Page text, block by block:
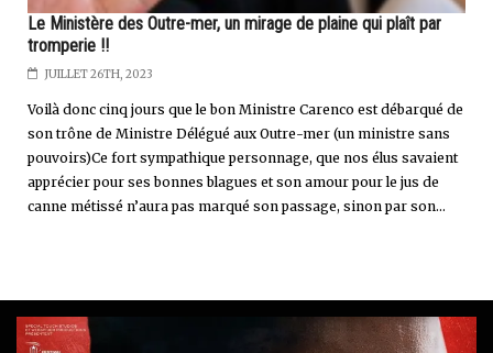
Le Ministère des Outre-mer, un mirage de plaine qui plaît par
tromperie !!
JUILLET 26TH, 2023
Voilà donc cinq jours que le bon Ministre Carenco est débarqué de
son trône de Ministre Délégué aux Outre-mer (un ministre sans
pouvoirs)Ce fort sympathique personnage, que nos élus savaient
apprécier pour ses bonnes blagues et son amour pour le jus de
canne métissé n’aura pas marqué son passage, sinon par son...